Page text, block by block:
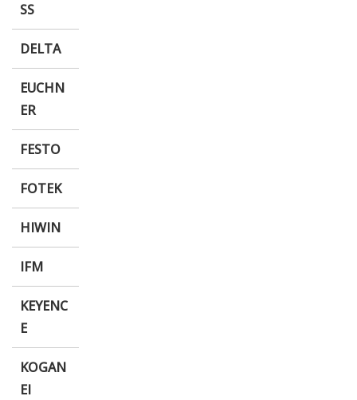
SS
DELTA
EUCHN
ER
FESTO
FOTEK
HIWIN
IFM
KEYENC
E
KOGAN
EI